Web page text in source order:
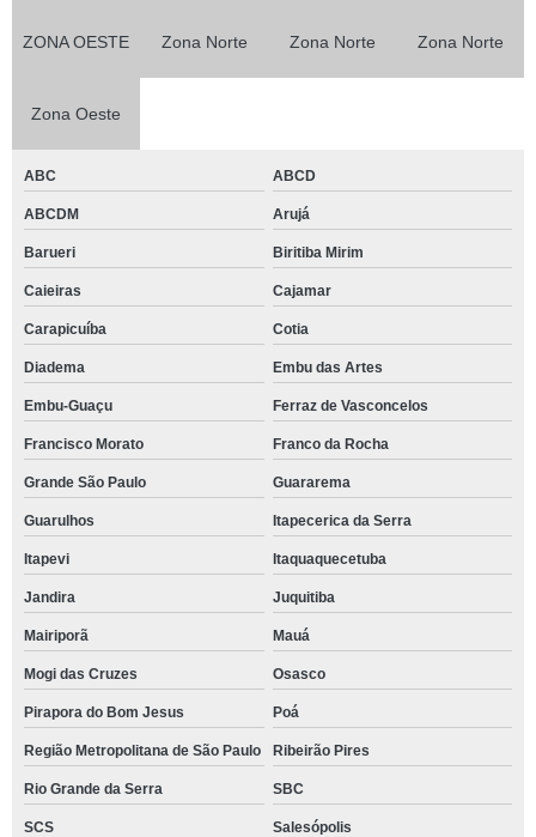
ZONA OESTE Zona Norte Zona Norte Zona Norte
Zona Oeste
ABC ABCD
ABCDM Arujá
Barueri Biritiba Mirim
Caieiras Cajamar
Carapicuíba Cotia
Diadema Embu das Artes
Embu-Guaçu Ferraz de Vasconcelos
Francisco Morato Franco da Rocha
Grande São Paulo Guararema
Guarulhos Itapecerica da Serra
Itapevi Itaquaquecetuba
Jandira Juquitiba
Mairiporã Mauá
Mogi das Cruzes Osasco
Pirapora do Bom Jesus Poá
Região Metropolitana de São Paulo Ribeirão Pires
Rio Grande da Serra SBC
SCS Salesópolis